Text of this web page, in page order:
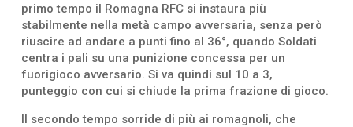
primo tempo il Romagna RFC si instaura più
stabilmente nella metà campo avversaria, senza però
riuscire ad andare a punti fino al 36°, quando Soldati
centra i pali su una punizione concessa per un
fuorigioco avversario. Si va quindi sul 10 a 3,
punteggio con cui si chiude la prima frazione di gioco.
Il secondo tempo sorride di più ai romagnoli, che